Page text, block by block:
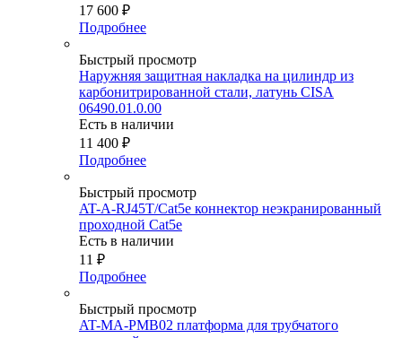
17 600 ₽
Подробнее
Быстрый просмотр
Наружняя защитная накладка на цилиндр из
карбонитрированной стали, латунь CISA
06490.01.0.00
Есть в наличии
11 400 ₽
Подробнее
Быстрый просмотр
AT-A-RJ45T/Сat5e коннектор неэкранированный
проходной Сat5e
Есть в наличии
11 ₽
Подробнее
Быстрый просмотр
AT-MA-PMB02 платформа для трубчатого